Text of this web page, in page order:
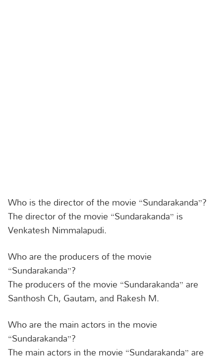
Who is the director of the movie “Sundarakanda”?
The director of the movie “Sundarakanda” is
Venkatesh Nimmalapudi.
Who are the producers of the movie
“Sundarakanda”?
The producers of the movie “Sundarakanda” are
Santhosh Ch, Gautam, and Rakesh M.
Who are the main actors in the movie
“Sundarakanda”?
The main actors in the movie “Sundarakanda” are